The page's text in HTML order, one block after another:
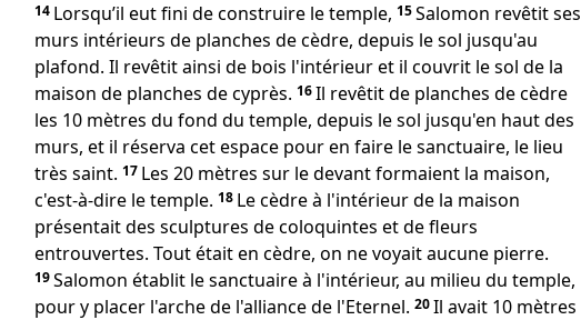
14 Lorsqu’il eut fini de construire le temple, 15Salomon revêtit ses
murs intérieurs de planches de cèdre, depuis le sol jusqu'au
plafond. Il revêtit ainsi de bois l'intérieur et il couvrit le sol de la
maison de planches de cyprès. 16Il revêtit de planches de cèdre
les 10 mètres du fond du temple, depuis le sol jusqu'en haut des
murs, et il réserva cet espace pour en faire le sanctuaire, le lieu
très saint. 17 Les 20 mètres sur le devant formaient la maison,
c'est-à-dire le temple. 18 Le cèdre à l'intérieur de la maison
présentait des sculptures de coloquintes et de fleurs
entrouvertes. Tout était en cèdre, on ne voyait aucune pierre.
19Salomon établit le sanctuaire à l'intérieur, au milieu du temple,
pour y placer l'arche de l'alliance de l'Eternel. 20Il avait 10 mètres